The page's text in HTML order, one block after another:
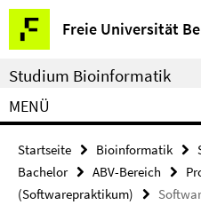
Springe
direkt
zu
Inhalt
Freie Universität
Service-
Navigation
Studium Bioinformatik
MENÜ
Startseite Bioinformatik
Bachelor
ABV-Bereich
(Softwarepraktikum)